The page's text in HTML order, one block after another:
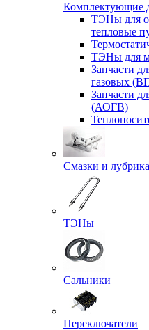
Комплектующие
ТЭНы для
тепловые
ТЭНы для
Запчасти
газовых
Запчасти
(АОГВ)
Смазки и
ТЭНы
Сальники
Переключатели